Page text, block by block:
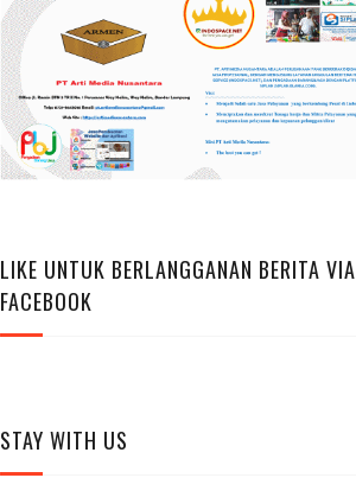
LIKE UNTUK BERLANGGANAN BERITA VIA
FACEBOOK
STAY WITH US